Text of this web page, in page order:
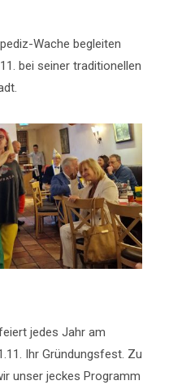
Wache begleiten
bei seiner traditionellen
jedes Jahr am
Ihr Gründungsfest. Zu
unser jeckes Programm